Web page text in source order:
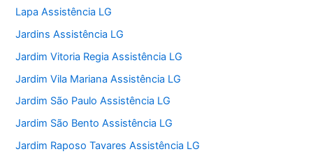
Lapa Assistência LG
Jardins Assistência LG
Jardim Vitoria Regia Assistência LG
Jardim Vila Mariana Assistência LG
Jardim São Paulo Assistência LG
Jardim São Bento Assistência LG
Jardim Raposo Tavares Assistência LG